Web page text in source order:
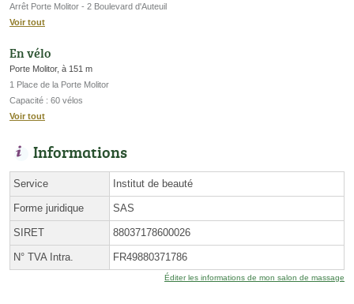
Arrêt Porte Molitor - 2 Boulevard d'Auteuil
Voir tout
En vélo
Porte Molitor, à 151 m
1 Place de la Porte Molitor
Capacité : 60 vélos
Voir tout
Informations
Service Institut de beauté
Forme juridique SAS
SIRET 88037178600026
N° TVA Intra. FR49880371786
Éditer les informations de mon salon de massage